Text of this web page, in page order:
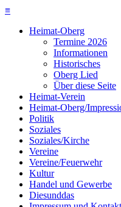
≡
Heimat-Oberg
Termine 2026
Informationen
Historisches
Oberg Lied
Über diese Seite
Heimat-Verein
Heimat-Oberg/
Politik
Soziales
Soziales/Kirche
Vereine
Vereine/Feuerwehr
Kultur
Handel und Gewerbe
Diesunddas